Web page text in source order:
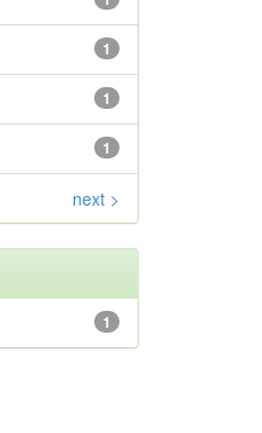
1
1
1
next >
1